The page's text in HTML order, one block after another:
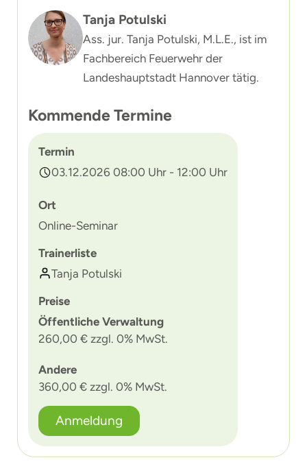
Tanja Potulski
Ass. jur. Tanja Potulski, M.L.E., ist im
Fachbereich Feuerwehr der
Landeshauptstadt Hannover tätig.
Kommende Termine
Termin
03.12.2026 08:00 Uhr - 12:00 Uhr
Ort
Online-Seminar
Trainerliste
Tanja Potulski
Preise
Öffentliche Verwaltung
260,00 € zzgl. 0% MwSt.
Andere
360,00 € zzgl. 0% MwSt.
Anmeldung